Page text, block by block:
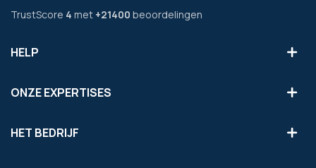
TrustScore 4 met +21400 beoordelingen
HELP
ONZE EXPERTISES
HET BEDRIJF